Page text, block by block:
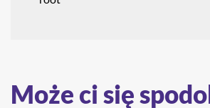
Może ci się